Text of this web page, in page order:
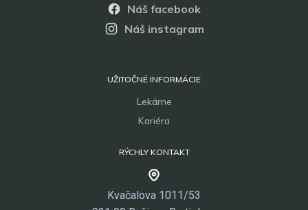
Náš facebook
Náš instagram
UŽITOČNÉ INFORMÁCIE
Lekárne
Kariéra
RÝCHLY KONTAKT
Kvačalova 1011/53